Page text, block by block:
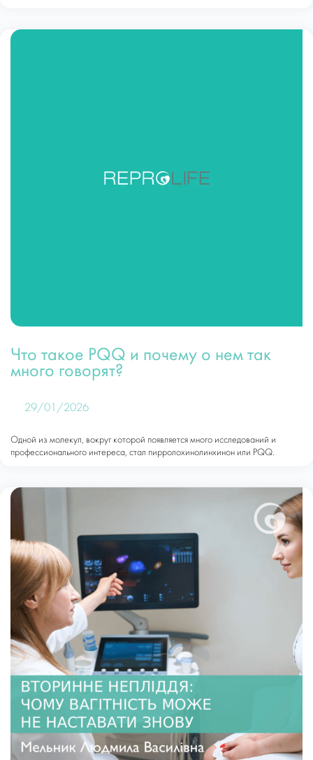
Что такое PQQ и почему о нем так
много говорят?
29/01/2026
Одной из молекул, вокруг которой появляется много исследований и
профессионального интереса, стал пирролохинолинхинон или PQQ.